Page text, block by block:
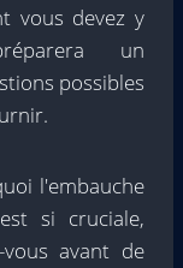
vous devez y
un
possibles
l'embauche
si cruciale,
avant de